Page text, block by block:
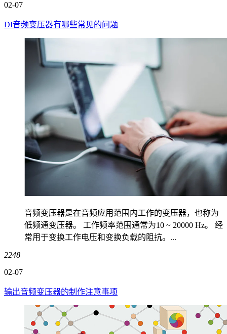
02-07
DI音频变压器有哪些常见的问题
音频变压器是在音频应用范围内工作的变压器，也称为
低频通变压器。 工作频率范围通常为10 ~ 20000 Hz。 经
常用于变换工作电压和变换负载的阻抗。...
2248
02-07
输出音频变压器的制作注意事项